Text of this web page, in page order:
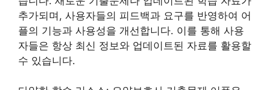
추가되며, 사용자들의 피드백과 요구를 반영하여 어
플의 기능과 사용성을 개선합니다. 이를 통해 사용
자들은 항상 최신 정보와 업데이트된 자료를 활용할
수 있습니다.